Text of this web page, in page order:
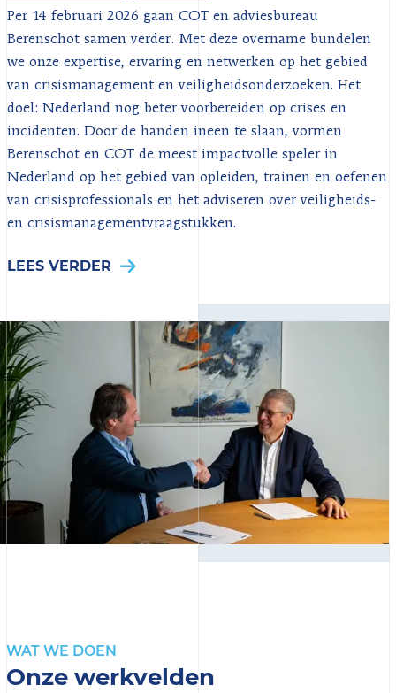
Per 14 februari 2026 gaan COT en adviesbureau
Berenschot samen verder. Met deze overname bundelen
we onze expertise, ervaring en netwerken op het gebied
van crisismanagement en veiligheidsonderzoeken. Het
doel: Nederland nog beter voorbereiden op crises en
incidenten. Door de handen ineen te slaan, vormen
Berenschot en COT de meest impactvolle speler in
Nederland op het gebied van opleiden, trainen en oefenen
van crisisprofessionals en het adviseren over veiligheids-
en crisismanagementvraagstukken.
LEES VERDER
WAT WE DOEN
Onze werkvelden